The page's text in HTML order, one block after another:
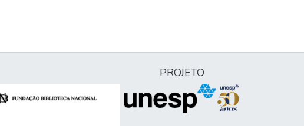
PROJETO